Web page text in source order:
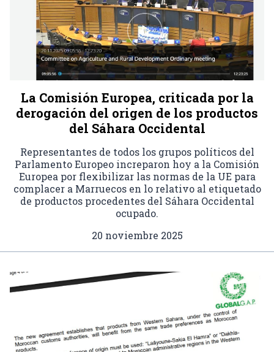
La Comisión Europea, criticada por la
derogación del origen de los productos
del Sáhara Occidental
Representantes de todos los grupos políticos del
Parlamento Europeo increparon hoy a la Comisión
Europea por flexibilizar las normas de la UE para
complacer a Marruecos en lo relativo al etiquetado
de productos procedentes del Sáhara Occidental
ocupado.
20 noviembre 2025